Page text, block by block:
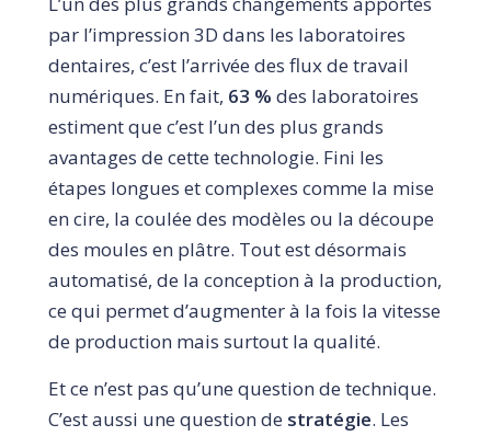
par l’impression 3D dans les laboratoires
dentaires, c’est l’arrivée des flux de travail
numériques. En fait, 63 % des laboratoires
estiment que c’est l’un des plus grands
avantages de cette technologie. Fini les
étapes longues et complexes comme la mise
en cire, la coulée des modèles ou la découpe
des moules en plâtre. Tout est désormais
automatisé, de la conception à la production,
ce qui permet d’augmenter à la fois la vitesse
de production mais surtout la qualité.
Et ce n’est pas qu’une question de technique.
C’est aussi une question de stratégie. Les